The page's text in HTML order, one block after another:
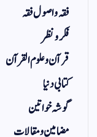
فقہ و اصول فقہ
فکر و نظر
قرآن و علوم القرآن
کتابی دنیا
گوشہ خواتین
مضامین و مقالات